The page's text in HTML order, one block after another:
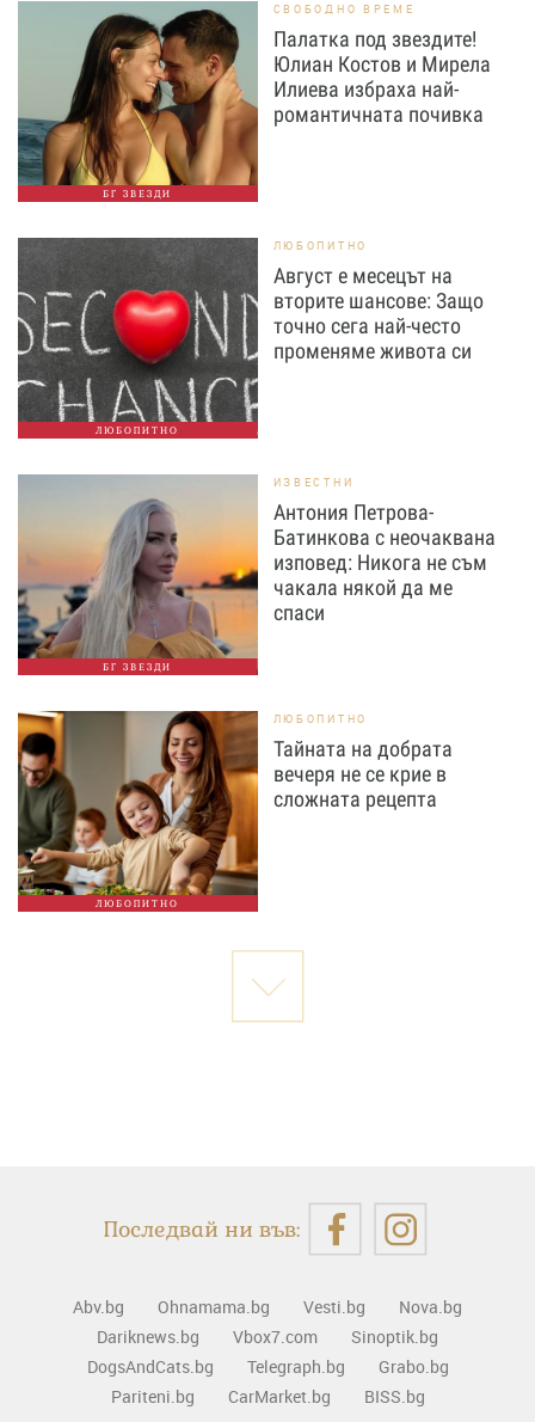
БГ ЗВЕЗДИ
СВОБОДНО ВРЕМЕ
Палатка под звездите!
Юлиан Костов и Мирела
Илиева избраха най-
романтичната почивка
ЛЮБОПИТНО
ЛЮБОПИТНО
Август е месецът на
вторите шансове: Защо
точно сега най-често
променяме живота си
БГ ЗВЕЗДИ
ИЗВЕСТНИ
Антония Петрова-
Батинкова с неочаквана
изповед: Никога не съм
чакала някой да ме
спаси
ЛЮБОПИТНО
ЛЮБОПИТНО
Тайната на добрата
вечеря не се крие в
сложната рецепта
Последвай ни във:
Abv.bg Ohnamama.bg Vesti.bg
Nova.bg
Dariknews.bg
Vbox7.com
Sinoptik.bg
DogsAndCats.bg
Telegraph.bg
Grabo.bg
Pariteni.bg
CarMarket.bg BISS.bg